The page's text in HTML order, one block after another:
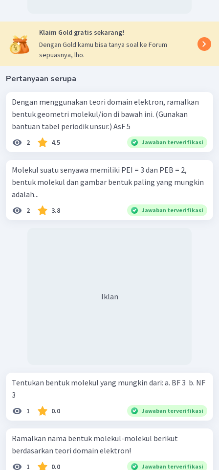
−
berikut.
Berdasarkan struktur Lewis di atas, dapat diketahui bahwa
pada atom pusat, yaitu I 4 buah elektronnya telah
pasang elektron bebas (PEB). Dengan demikian rumus AXE-
nya adalahAX 4E2dan akan memiliki bentuk molekul
segiempat planar
Klaim Gold gratis sekarang!
Dengan Gold kamu bisa tanya soal ke Forum
sepuasnya, lho.
Pertanyaan serupa
Dengan menggunakan teori domain elektron, ramalkan
bentuk geometri molekul/ion di bawah ini. (Gunakan
bantuan tabel periodik unsur.) AsF 5 ​
2 4.5 Jawaban terverifikasi
Molekul suatu senyawa memiliki PEI = 3 dan PEB = 2,
bentuk molekul dan gambar bentuk paling yang mungkin
adalah...
2 3.8 Jawaban terverifikasi
Iklan
Tentukan bentuk molekul yang mungkin dari: a. BF 3 ​ b. NF
3 ​
1 0.0 Jawaban terverifikasi
Ramalkan nama bentuk molekul-molekul berikut
berdasarkan teori domain elektron!
1 0.0 Jawaban terverifikasi